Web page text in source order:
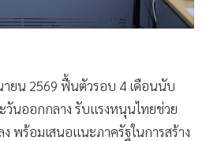
ยน 2569 ฟื้นตัวรอบ 4 เดือนนับ
วันออกกลาง รับแรงหนุนไทยช่วย
พร้อมเสนอแนะภาครัฐในการสร้าง